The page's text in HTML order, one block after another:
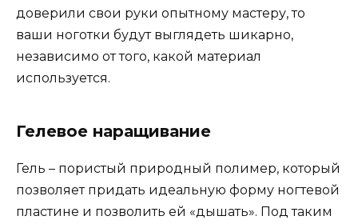
доверили свои руки опытному мастеру, то
ваши ноготки будут выглядеть шикарно,
независимо от того, какой материал
используется.
Гелевое наращивание
Гель – пористый природный полимер, который
позволяет придать идеальную форму ногтевой
пластине и позволить ей «дышать». Под таким